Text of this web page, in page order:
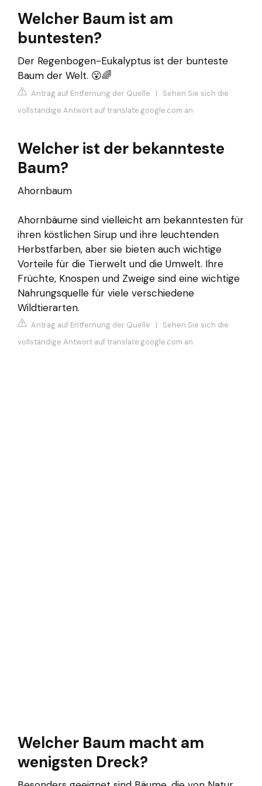
Welcher Baum ist am
buntesten?
Der Regenbogen-Eukalyptus ist der bunteste
Baum der Welt. 😮🌈
Antrag auf Entfernung der Quelle | Sehen Sie sich die
vollständige Antwort auf translate.google.com an
Welcher ist der bekannteste
Baum?
Ahornbaum
Ahornbäume sind vielleicht am bekanntesten für
ihren köstlichen Sirup und ihre leuchtenden
Herbstfarben, aber sie bieten auch wichtige
Vorteile für die Tierwelt und die Umwelt. Ihre
Früchte, Knospen und Zweige sind eine wichtige
Nahrungsquelle für viele verschiedene
Wildtierarten.
Antrag auf Entfernung der Quelle | Sehen Sie sich die
vollständige Antwort auf translate.google.com an
Welcher Baum macht am
wenigsten Dreck?